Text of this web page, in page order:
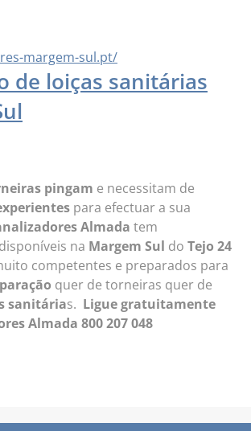
margem-sul.pt/
de loiças sanitárias
pingam e necessitam de
para efectuar a sua
Almada tem
disponíveis na Margem Sul do Tejo 24
competentes e preparados para
quer de torneiras quer de
sanitárias. Ligue gratuitamente
Almada 800 207 048